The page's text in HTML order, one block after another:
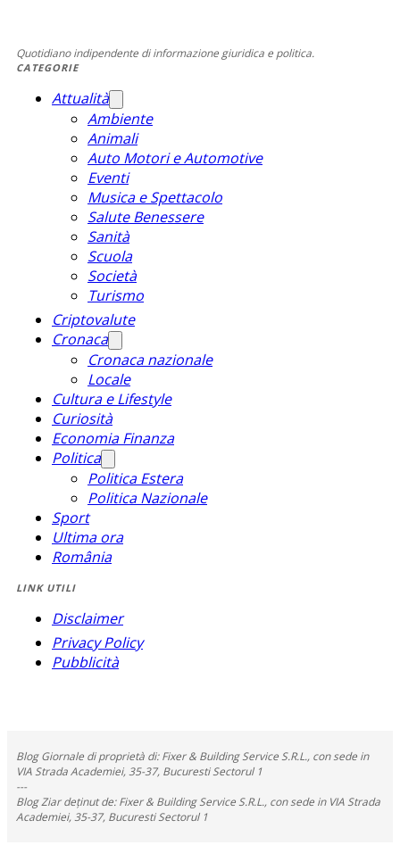
Quotidiano indipendente di informazione giuridica e politica.
CATEGORIE
Attualità
Ambiente
Animali
Auto Motori e Automotive
Eventi
Musica e Spettacolo
Salute Benessere
Sanità
Scuola
Società
Turismo
Criptovalute
Cronaca
Cronaca nazionale
Locale
Cultura e Lifestyle
Curiosità
Economia Finanza
Politica
Politica Estera
Politica Nazionale
Sport
Ultima ora
România
LINK UTILI
Disclaimer
Privacy Policy
Pubblicità
Blog Giornale di proprietà di: Fixer & Building Service S.R.L., con sede in
VIA Strada Academiei, 35-37, Bucuresti Sectorul 1
---
Blog Ziar deținut de: Fixer & Building Service S.R.L., con sede in VIA Strada
Academiei, 35-37, Bucuresti Sectorul 1